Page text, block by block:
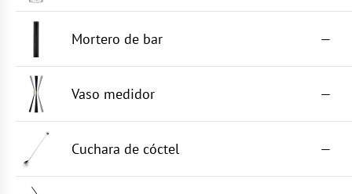
Mortero de bar —
Vaso medidor —
Cuchara de cóctel —